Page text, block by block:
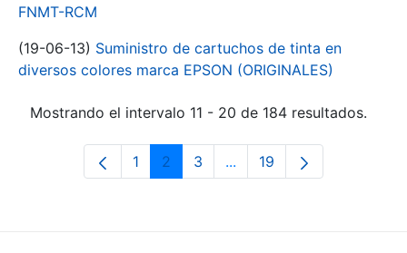
FNMT-RCM
(19-06-13) Suministro de cartuchos de tinta en
diversos colores marca EPSON (ORIGINALES)
Mostrando el intervalo 11 - 20 de 184 resultados.
Página
1 Página
2 Página
3 ...Páginas intermedias Use
Página
19